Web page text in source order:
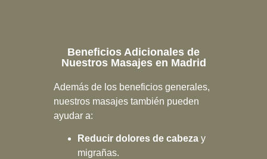
Beneficios Adicionales de
Nuestros Masajes en Madrid
Además de los beneficios generales,
nuestros masajes también pueden
ayudar a:
Reducir dolores de cabeza y
migrañas.